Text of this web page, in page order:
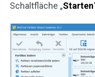
Schaltfläche „Starten